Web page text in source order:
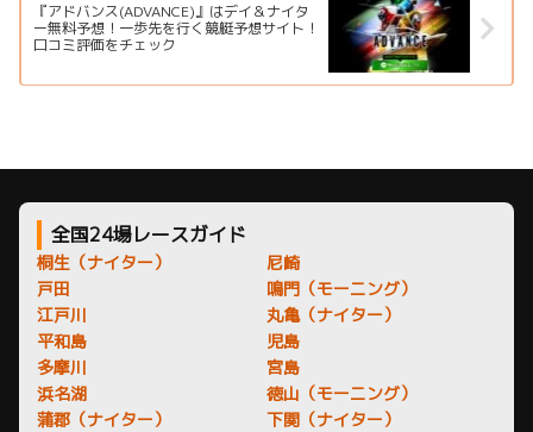
『アドバンス(ADVANCE)』はデイ＆ナイタ
ー無料予想！一歩先を行く競艇予想サイト！
口コミ評価をチェック
全国24場レースガイド
桐生（ナイター）
戸田
江戸川
平和島
多摩川
浜名湖
蒲郡（ナイター）
尼崎
鳴門（モーニング）
丸亀（ナイター）
児島
宮島
徳山（モーニング）
下関（ナイター）